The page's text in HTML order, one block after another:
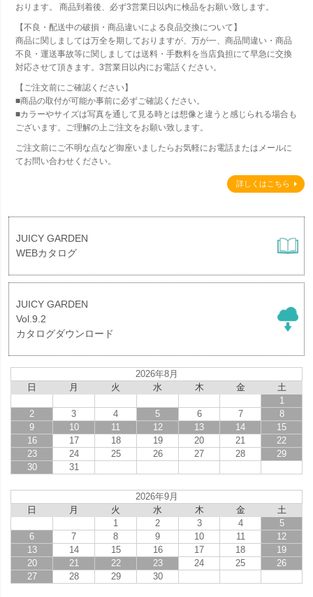
おります。 商品到着後、必ず3営業日以内に検品をお願い致します。
【不良・配送中の破損・商品違いによる良品交換について】
商品に関しましては万全を期しておりますが、万が一、商品間違い・商品
不良・運送事故等に関しましては送料・手数料を当店負担にて早急に交換
対応させて頂きます。3営業日以内にお電話ください。
【ご注文前にご確認ください】
■商品の取付が可能か事前に必ずご確認ください。
■カラーやサイズは写真を通して見る時とは想像と違うと感じられる場合も
ございます。ご理解の上ご注文をお願い致します。
ご注文前にご不明な点など御座いましたらお気軽にお電話またはメールに
てお問い合わせください。
詳しくはこちら
JUICY GARDEN
WEBカタログ
JUICY GARDEN
Vol.9.2
カタログダウンロード
2026年8月
日
月 火 水 木 金
土
1
2
3 4 5 6 7
8
9
10 11 12 13 14
15
16
17 18 19 20 21
22
23
24 25 26 27 28
29
30
31
2026年9月
日
月 火 水 木 金
土
1
2 3 4
5
6
7 8 9 10 11
12
13
14 15 16 17 18
19
20
21 22 23 24 25
26
27
28 29 30